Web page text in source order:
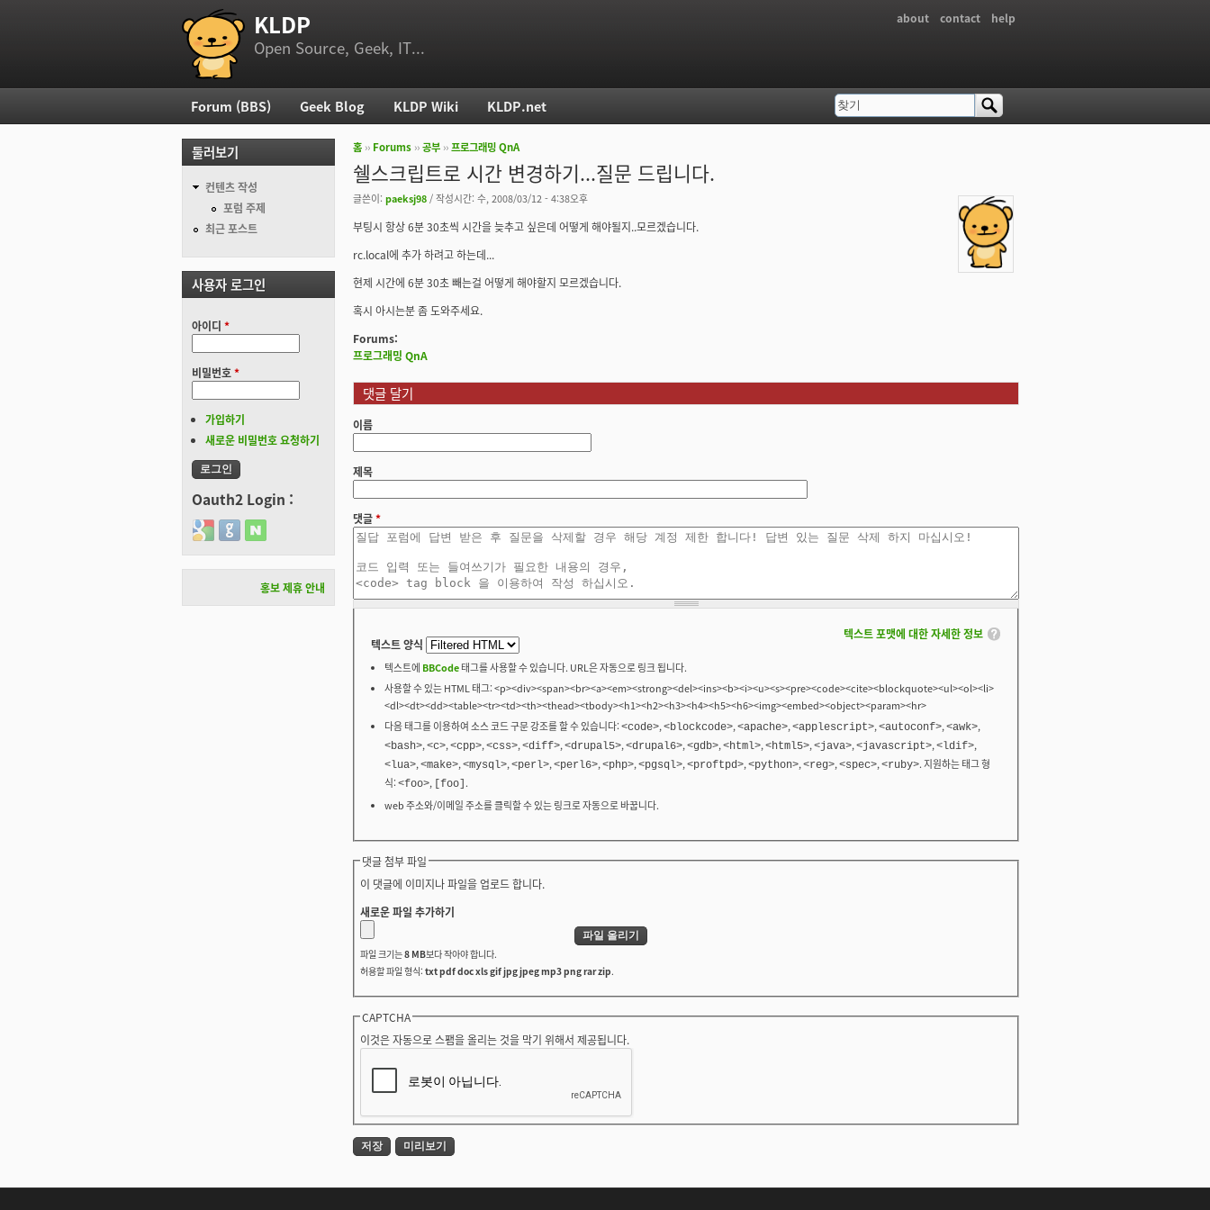
부 메뉴
about contact help
KLDP
Open Source, Geek, IT...
현재 위치
홈 ›› Forums ››공부 ››프로그래밍 QnA
쉘스크립트로 시간 변경하기...질문 드립니다.
글쓴이: paeksj98 / 작성시간: 수, 2008/03/12 - 4:38오후
부팅시 항상 6분 30초씩 시간을 늦추고 싶은데 어떻게 해야될지..모르겠습니다.
rc.local에 추가 하려고 하는데...
현제 시간에 6분 30초 빼는걸 어떻게 해야할지 모르겠습니다.
혹시 아시는분 좀 도와주세요.
Forums:
프로그래밍 QnA
댓글 달기
이름
제목
댓글*
텍스트 포맷에 대한 자세한 정보
텍스트 양식
텍스트에 BBCode태그를 사용할 수 있습니다. URL은 자동으로 링크 됩니다.
사용할 수 있는 HTML 태그: <p><div><span><br><a><em><strong><del><ins><b><i><u><s><pre><code><cite><blockquote><ul><ol><li>
<dl><dt><dd><table><tr><td><th><thead><tbody><h1><h2><h3><h4><h5><h6><img><embed><object><param><hr>
다음 태그를 이용하여 소스 코드 구문 강조를 할 수 있습니다: <code>, <blockcode>, <apache>, <applescript>, <autoconf>, <awk>,
<bash>, <c>, <cpp>, <css>, <diff>, <drupal5>, <drupal6>, <gdb>, <html>, <html5>, <java>, <javascript>, <ldif>,
<lua>, <make>, <mysql>, <perl>, <perl6>, <php>, <pgsql>, <proftpd>, <python>, <reg>, <spec>, <ruby>. 지원하는 태그 형
식: <foo>, [foo] .
web 주소와/이메일 주소를 클릭할 수 있는 링크로 자동으로 바꿉니다.
댓글 첨부 파일
이 댓글에 이미지나 파일을 업로드 합니다.
새로운 파일 추가하기
파일 크기는8 MB보다 작아야 합니다.
허용할 파일 형식: txt pdf doc xls gif jpg jpeg mp3 png rar zip.
CAPTCHA
이것은 자동으로 스팸을 올리는 것을 막기 위해서 제공됩니다.
주 메뉴
Forum (BBS) Geek Blog KLDP Wiki KLDP.net 검색 폼
찾기
둘러보기
컨텐츠 작성
포럼 주제
최근 포스트
사용자 로그인
아이디 *
비밀번호*
가입하기
새로운 비밀번호 요청하기
Oauth2 Login :
Login with Google
Login with GitHub
Login with Naver
홍보 제휴 안내